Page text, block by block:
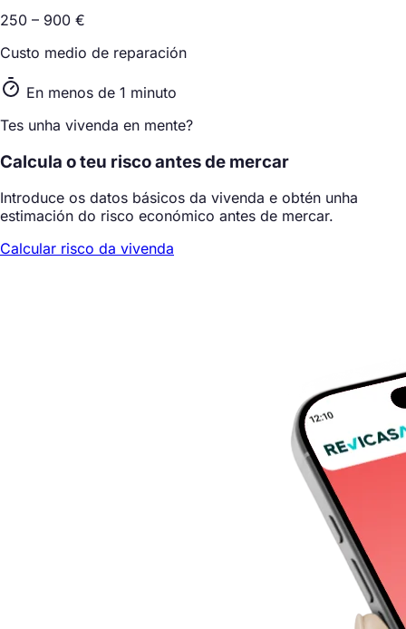
250 – 900 €
Custo medio de reparación
En menos de 1 minuto
Tes unha vivenda en mente?
Calcula o teu risco antes de mercar
Introduce os datos básicos da vivenda e obtén unha
estimación do risco económico antes de mercar.
Calcular risco da vivenda